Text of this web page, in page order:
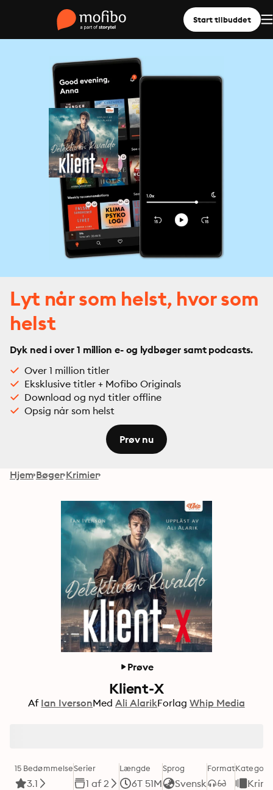
Start tilbuddet
Lyt når som helst, hvor som
helst
Dyk ned i over 1 million e- og lydbøger samt podcasts.
Over 1 million titler
Eksklusive titler + Mofibo Originals
Download og nyd titler offline
Opsig når som helst
Prøv nu
Hjem Bøger Krimier
Prøve
Klient-X
Af Ian IversonMed Ali AlarikForlag Whip Media
15 Bedømmelse
3.1
Serier
1 af 2
Længde
6T 51M
Sprog
Svensk
FormatKategori